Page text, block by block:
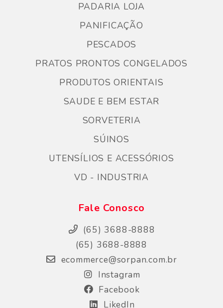
PADARIA LOJA
PANIFICAÇÃO
PESCADOS
PRATOS PRONTOS CONGELADOS
PRODUTOS ORIENTAIS
SAUDE E BEM ESTAR
SORVETERIA
SÚINOS
UTENSÍLIOS E ACESSÓRIOS
VD - INDUSTRIA
Fale Conosco
(65) 3688-8888
(65) 3688-8888
ecommerce@sorpan.com.br
Instagram
Facebook
LikedIn